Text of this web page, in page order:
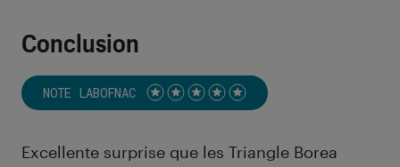
Conclusion
NOTE LABOFNAC Noté 5 étoiles sur 5
Excellente surprise que les Triangle Borea